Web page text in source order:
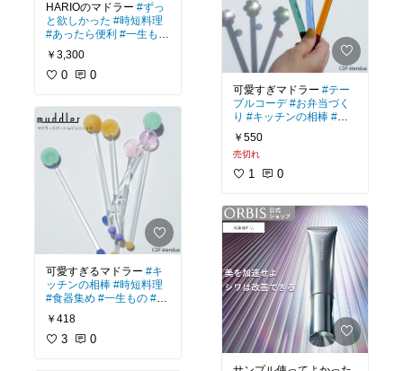
HARIOのマドラー #ずっ
と欲しかった #時短料理
#あったら便利 #一生もの
#食器集め
￥3,300
0 0
可愛すぎるマドラー #キ
ッチンの相棒 #時短料理
#食器集め #一生もの #お
弁当づくり
￥418
3 0
可愛すぎマドラー #テー
ブルコーデ #お弁当づく
り #キッチンの相棒 #あ
￥550
売切れ
1 0